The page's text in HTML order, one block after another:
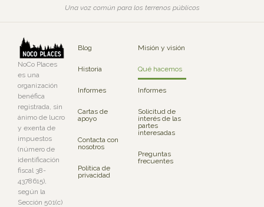
Una voz común para los terrenos públicos
NoCo Places
es una
organización
benéfica
registrada, sin
ánimo de lucro
y exenta de
impuestos
(número de
identificación
fiscal 38-
4378615),
según la
Sección 501(c)
Blog
Historia
Informes
Cartas de
apoyo
Contacta con
nosotros
Política de
privacidad
Misión y visión
Qué hacemos
Informes
Solicitud de
interés de las
partes
interesadas
Preguntas
frecuentes